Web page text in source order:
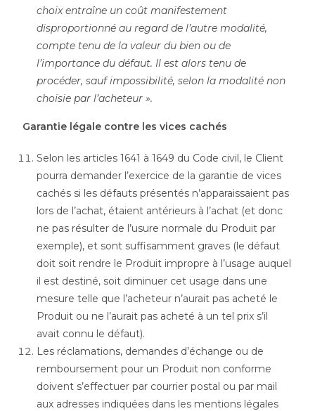
choix entraîne un coût manifestement
disproportionné au regard de l’autre modalité,
compte tenu de la valeur du bien ou de
l’importance du défaut. Il est alors tenu de
procéder, sauf impossibilité, selon la modalité non
choisie par l’acheteur ».
Garantie légale contre les vices cachés
Selon les articles 1641 à 1649 du Code civil, le Client
pourra demander l’exercice de la garantie de vices
cachés si les défauts présentés n’apparaissaient pas
lors de l’achat, étaient antérieurs à l’achat (et donc
ne pas résulter de l’usure normale du Produit par
exemple), et sont suffisamment graves (le défaut
doit soit rendre le Produit impropre à l’usage auquel
il est destiné, soit diminuer cet usage dans une
mesure telle que l’acheteur n’aurait pas acheté le
Produit ou ne l’aurait pas acheté à un tel prix s’il
avait connu le défaut).
Les réclamations, demandes d’échange ou de
remboursement pour un Produit non conforme
doivent s’effectuer par courrier postal ou par mail
aux adresses indiquées dans les mentions légales